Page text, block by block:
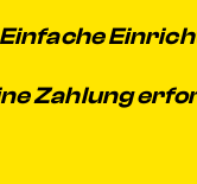
Einfache
Zahlung